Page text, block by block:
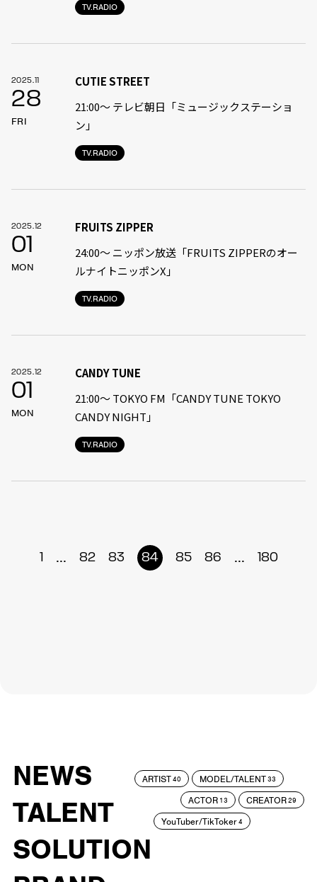
TV.RADIO
2025.11
28
FRI
TV.RADIO
CUTIE STREET
21:00〜 テレビ朝日「ミュージックステーショ
ン」
2025.12
01
MON
TV.RADIO
FRUITS ZIPPER
24:00〜 ニッポン放送「FRUITS ZIPPERのオー
ルナイトニッポンX」
2025.12
01
MON
TV.RADIO
CANDY TUNE
21:00〜 TOKYO FM「CANDY TUNE TOKYO
CANDY NIGHT」
1 ... 82 83 84 85 86 ... 180
NEWS
TALENT
SOLUTION
ARTIST40 MODEL/TALENT33
ACTOR 13 CREATOR29
YouTuber/TikToker4